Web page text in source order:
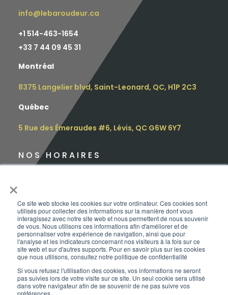
×
Ce site web stocke les cookies sur votre ordinateur. Ces cookies sont
utilisés pour collecter des informations sur la manière dont vous
interagissez avec notre site web et nous permettent de nous souvenir
de vous. Nous utilisons ces informations afin d'améliorer et de
personnaliser votre expérience de navigation, ainsi que pour
l'analyse et les indicateurs concernant nos visiteurs à la fois sur ce
site web et sur d'autres supports. Pour en savoir plus sur les cookies
que nous utilisons, consultez notre politique de confidentialité
Si vous refusez l'utilisation des cookies, vos informations ne seront
pas suivies lors de votre visite sur ce site. Un seul cookie sera utilisé
dans votre navigateur afin de se souvenir de ne pas suivre vos
préférences.
info@lebaroudeur.ca
+1 514-463-1654
+33 7 44 09 45 31
Montréal
8375 Langelier blvd, Saint-Leonard, QC, H1P 2C3
Québec
5 Rue des Émeraudes #6, Lévis, QC G6W 6Y7
NOS HORAIRES
Mercredi : 12h – 17h
Jeudi : 10h – 18h
Vendredi : 9h – 15h
Samedi :sur rendez-vous